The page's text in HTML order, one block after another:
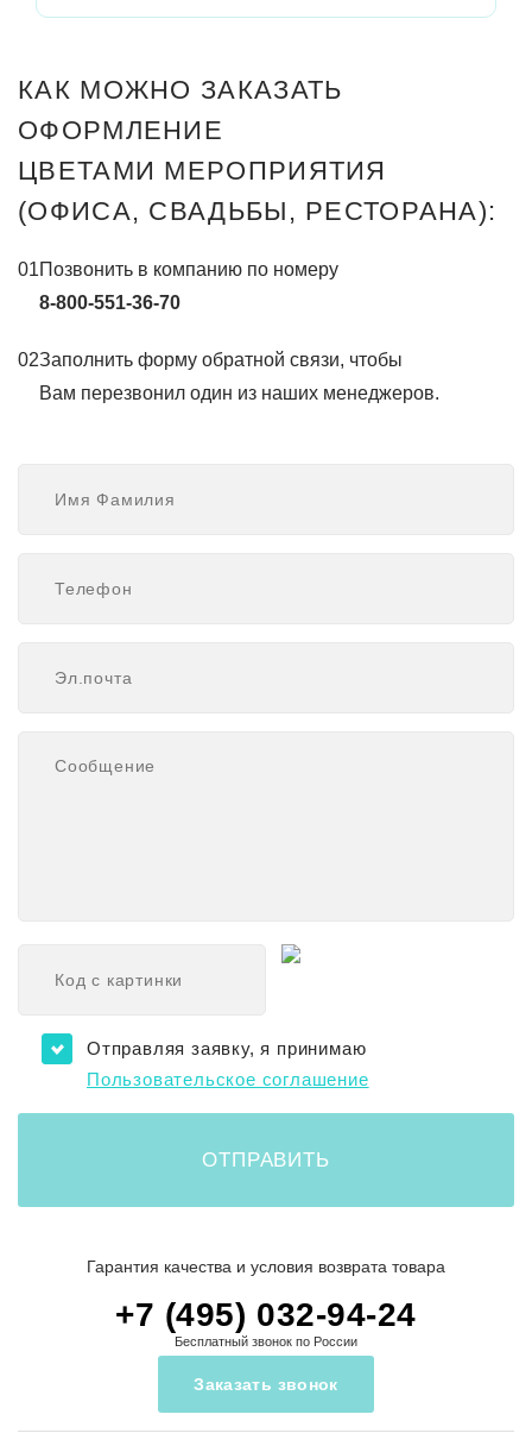
КАК МОЖНО ЗАКАЗАТЬ
ОФОРМЛЕНИЕ
ЦВЕТАМИ МЕРОПРИЯТИЯ
(ОФИСА, СВАДЬБЫ, РЕСТОРАНА):
01Позвонить в компанию по номеру
8-800-551-36-70
02Заполнить форму обратной связи, чтобы
Вам перезвонил один из наших менеджеров.
Отправляя заявку, я принимаю
Пользовательское соглашение
Гарантия качества и условия возврата товара
+7 (495) 032-94-24
Бесплатный звонок по России
Заказать звонок